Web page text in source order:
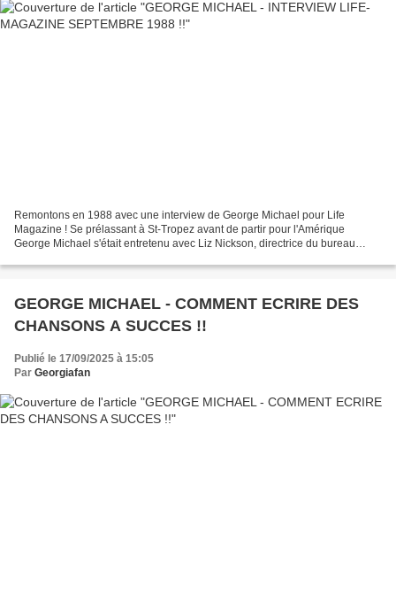
Remontons en 1988 avec une interview de George Michael pour Life
Magazine ! Se prélassant à St-Tropez avant de partir pour l'Amérique
George Michael s'était entretenu avec Liz Nickson, directrice du bureau
GEORGE MICHAEL - COMMENT ECRIRE DES
CHANSONS A SUCCES !!
Publié le 17/09/2025 à 15:05
Par Georgiafan